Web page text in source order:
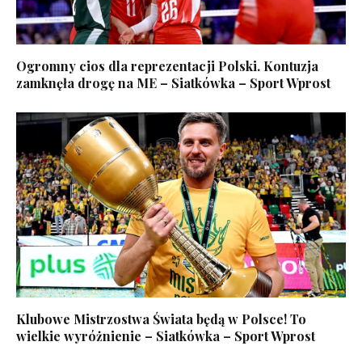
Ogromny cios dla reprezentacji Polski. Kontuzja
zamknęła drogę na ME – Siatkówka – Sport Wprost
Klubowe Mistrzostwa Świata będą w Polsce! To
wielkie wyróżnienie – Siatkówka – Sport Wprost